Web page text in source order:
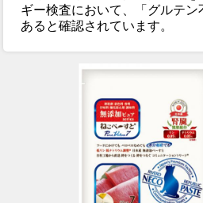
ギー検査において、「グルテン
あると確認されています。